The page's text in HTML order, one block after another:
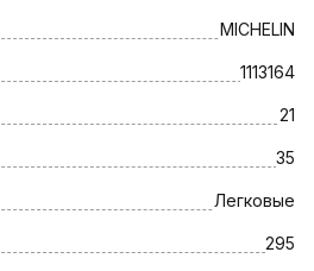
MICHELIN
1113164
21
35
Легковые
295